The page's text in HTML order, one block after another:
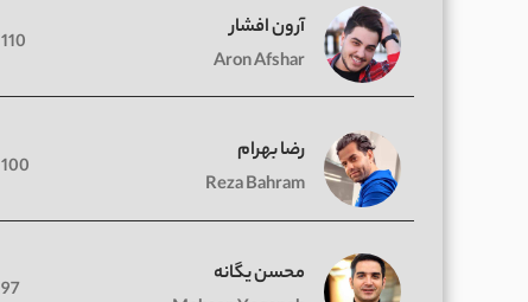
آرون افشار
Aron Afshar
110 آهنگ
رضا بهرام
Reza Bahram
100 آهنگ
محسن یگانه
97 آهنگ